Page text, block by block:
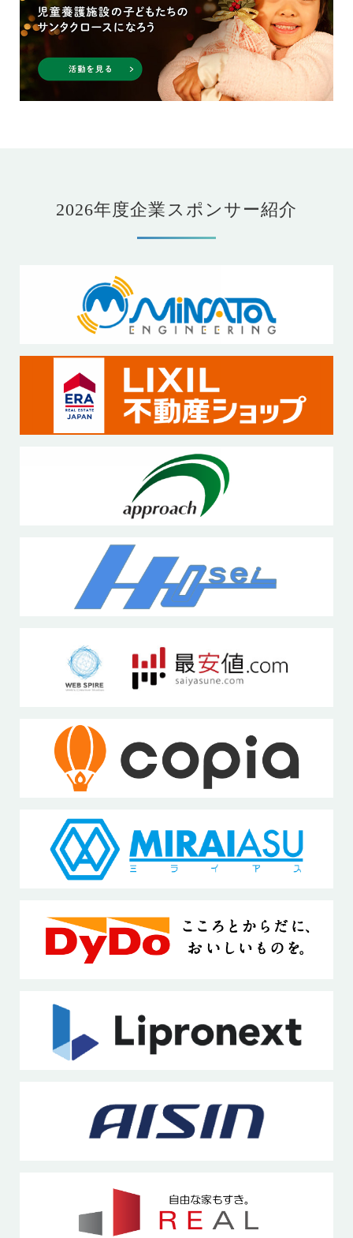
2026年度企業スポンサー紹介